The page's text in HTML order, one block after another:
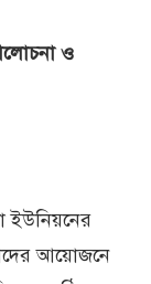
ও
ইউনিয়নের
আয়োজনে